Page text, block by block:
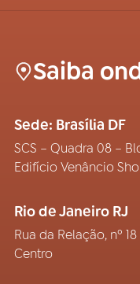
Saiba
Sede: Brasília DF
SCS – Quadra 08 –
Edifício Venâncio
Rio de Janeiro RJ
Rua da Relação, nº 18
Centro